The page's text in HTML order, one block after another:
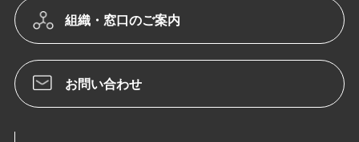
組織・窓口のご案内
お問い合わせ